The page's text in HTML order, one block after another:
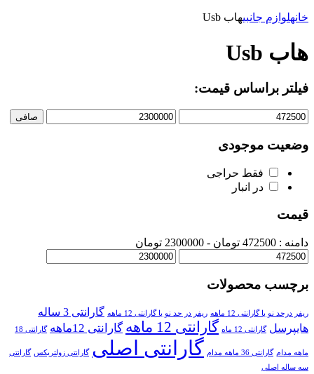
خانهلوازم جانبیهاب Usb
هاب Usb
فیلتر براساس قیمت:
صافی
وضعیت موجودی
فقط حراجی
در انبار
قیمت
دامنه : 472500 تومان - 2300000 تومان
برچسب محصولات
ریفر درحد نو با گارانتی 12 ماهه ریفر در حد نو با گارانتی 12 ماهه
گارانتی 3 ساله
هایپرسل گارانتی 12 ماه گارانتی 12 ماهه گارانتی 12ماهه گارانتی 18
ماهه مدام گارانتی 36 ماهه مدام گارانتی اصلی گارانتی زولتریکس گارانتی
سه ساله اصلی